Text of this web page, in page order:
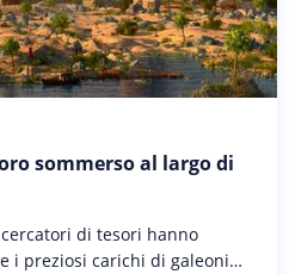
sommerso al largo di
di tesori hanno
i preziosi carichi di galeoni